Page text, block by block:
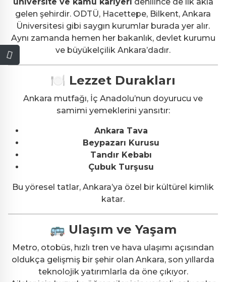
üniversite ve kamu kariyeri denilince de ilk akla
gelen şehirdir. ODTÜ, Hacettepe, Bilkent, Ankara
Üniversitesi gibi saygın kurumlar burada yer alır.
Aynı zamanda hemen her bakanlık, devlet kurumu
ve büyükelçilik Ankara’dadır.
🍽 Lezzet Durakları
Ankara mutfağı, İç Anadolu’nun doyurucu ve
samimi yemeklerini yansıtır:
Ankara Tava
Beypazarı Kurusu
Tandır Kebabı
Çubuk Turşusu
Bu yöresel tatlar, Ankara’ya özel bir kültürel kimlik
katar.
🚌 Ulaşım ve Yaşam
Metro, otobüs, hızlı tren ve hava ulaşımı açısından
oldukça gelişmiş bir şehir olan Ankara, son yıllarda
teknolojik yatırımlarla da öne çıkıyor.